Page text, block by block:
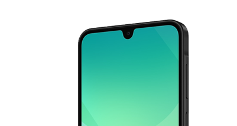
PRIJENOS PODATAKA